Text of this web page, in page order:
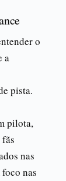
o
a
pista.
pilota,
nas
nas